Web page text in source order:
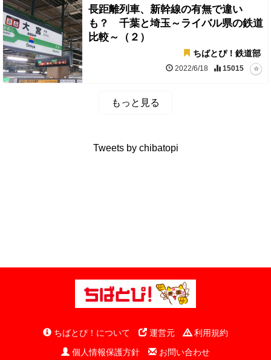
長距離列車、新幹線の有無で違い
も？ 千葉と埼玉～ライバル県の鉄道
比較～（２）
ちばとぴ！鉄道部
2022/6/18 15015
もっと見る
Tweets by chibatopi
ちばとぴ！について 運営元
利用規約
個人情報保護方針
お問い合わせ